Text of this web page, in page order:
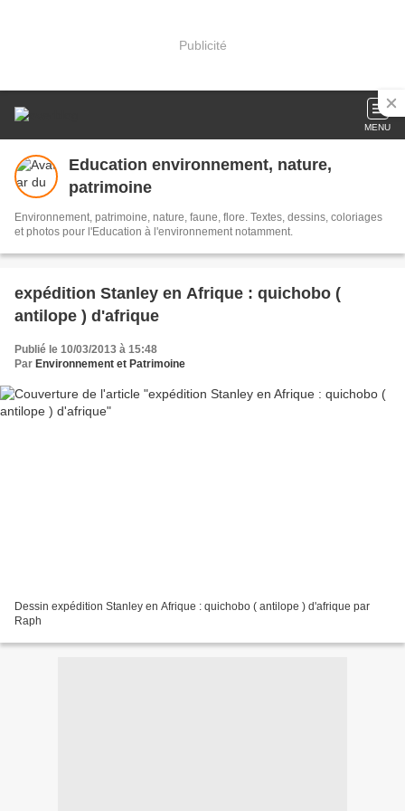
Publicité
MENU
Education environnement, nature,
patrimoine
Environnement, patrimoine, nature, faune, flore. Textes, dessins, coloriages
et photos pour l'Education à l'environnement notamment.
expédition Stanley en Afrique : quichobo (
antilope ) d'afrique
Publié le 10/03/2013 à 15:48
Par Environnement et Patrimoine
Dessin expédition Stanley en Afrique : quichobo ( antilope ) d'afrique par
Raph